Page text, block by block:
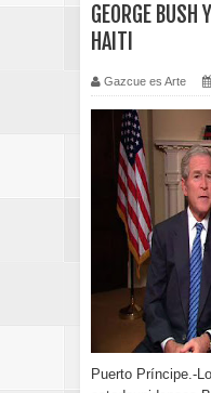
GEORGE
HAITI
Gazcue es Arte
Puerto Príncipe.-